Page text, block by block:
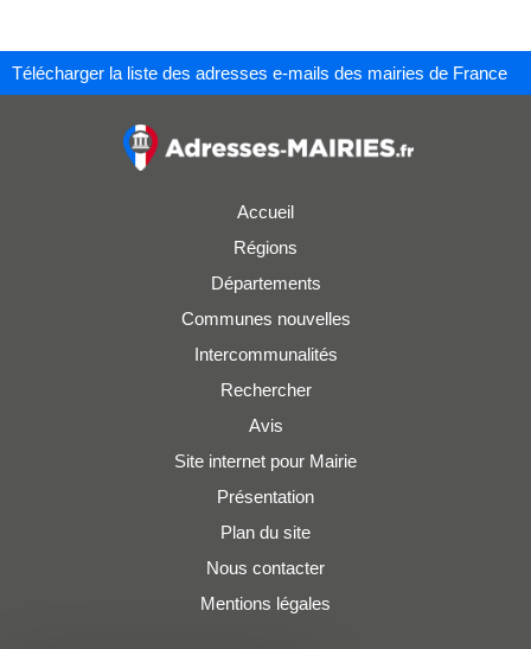
Télécharger la liste des adresses e-mails des mairies de France
Accueil
Régions
Départements
Communes nouvelles
Intercommunalités
Rechercher
Avis
Site internet pour Mairie
Présentation
Plan du site
Nous contacter
Mentions légales